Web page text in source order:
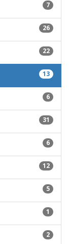
7
26
22
13
6
31
6
12
5
1
2